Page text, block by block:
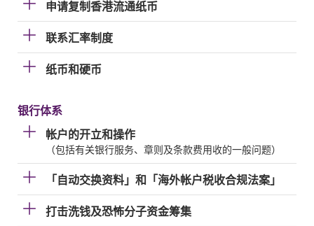
申请复制香港流通纸币
联系汇率制度
纸币和硬币
银行体系
帐户的开立和操作
（包括有关银行服务、章则及条款费用收的一般问题）
「自动交换资料」和「海外帐户税收合规法案」
打击洗钱及恐怖分子资金筹集